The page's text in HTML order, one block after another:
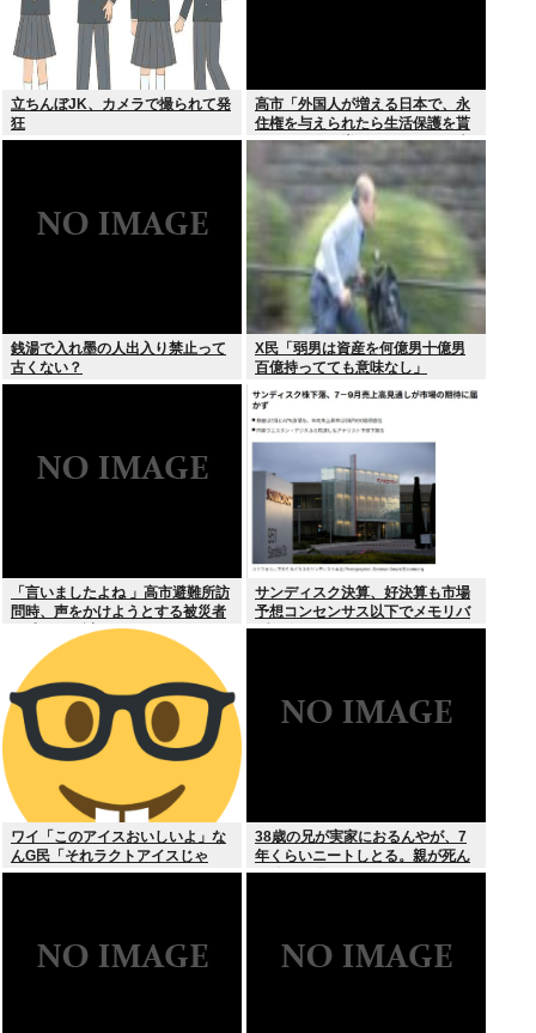
立ちんぼJK、カメラで撮られて発
狂
高市「外国人が増える日本で、永
住権を与えられたら生活保護を貰
うなんて人が増えては困る。日本
人以上の水準の人のみ許可しま
す」
銭湯で入れ墨の人出入り禁止って
古くない？
X民「弱男は資産を何億男十億男
百億持ってても意味なし」
「言いましたよね 」高市避難所訪
問時、声をかけようとする被災者
を威圧する謎のハゲガードマンが
サンディスク決算、好決算も市場
予想コンセンサス以下でメモリバ
ブル終了へ
ワイ「このアイスおいしいよ」な
んG民「それラクトアイスじゃ
ん」
38歳の兄が実家におるんやが、7
年くらいニートしとる。親が死ん
だ後の処理どうしよう